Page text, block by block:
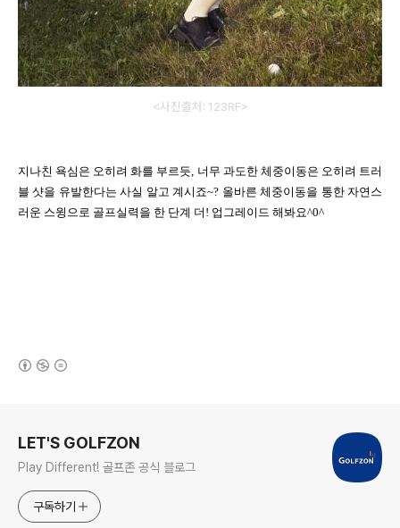
<사진출처: 123RF>
지나친 욕심은 오히려 화를 부르듯 너무 과도한 체중이동은 오히려 트러
블 샷을 유발한다는 사실 알고 계시죠~? 올바른 체중이동을 통한 자연스
러운 스윙으로 골프실력을 한 단계 더 ! 업그레이드 해봐요^0^
LET'S GOLFZON
Play Different! 골프존 공식 블로그
구독하기